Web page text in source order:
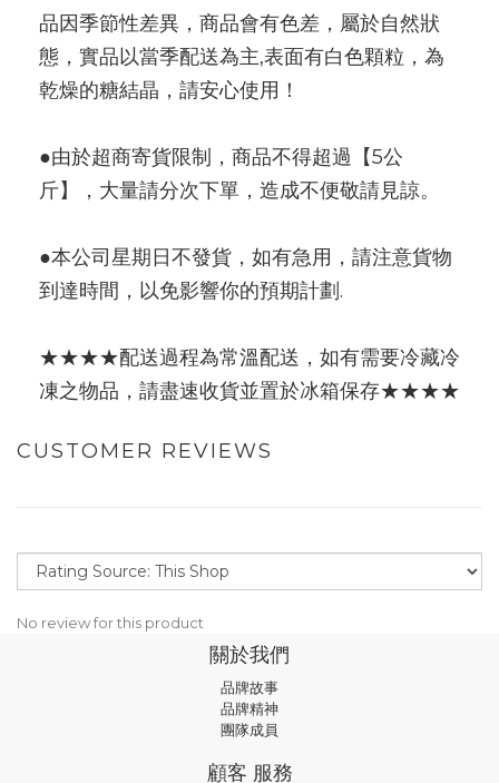
品因季節性差異，商品會有色差，屬於自然狀
態，實品以當季配送為主,表面有白色顆粒，為
乾燥的糖結晶，請安心使用！
●由於超商寄貨限制，商品不得超過【5公
斤】，大量請分次下單，造成不便敬請見諒。
●本公司星期日不發貨，如有急用，請注意貨物
到達時間，以免影響你的預期計劃.
★★★★配送過程為常溫配送，如有需要冷藏冷
凍之物品，請盡速收貨並置於冰箱保存★★★★
CUSTOMER REVIEWS
No review for this product
關於我們
品牌故事
品牌精神
團隊成員
顧客 服務